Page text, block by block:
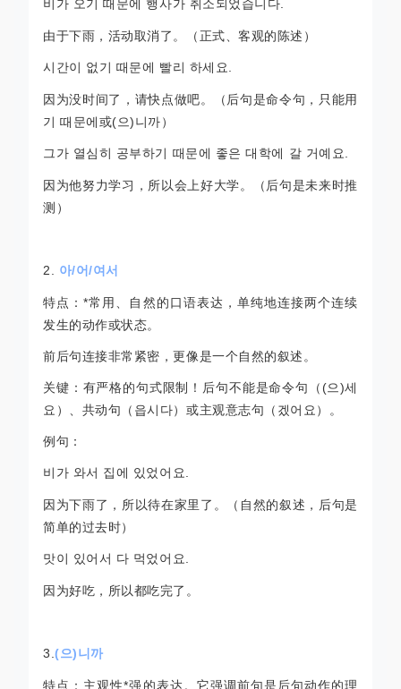
비가 오기 때문에 행사가 취소되었습니다
由于下雨，活动取消了。（正式、客观的陈述）
시간이 없기 때문에 빨리 하세요
因为没时间了，请快点做吧。（后句是命令句，只能用
기 때문에或(으)니까）
그가 열심히 공부하기 때문에 좋은대학에 갈 거예요
因为他努力学习，所以会上好大学。（后句是未来时推
测）
2. 아/어/여서
特点：*常用、自然的口语表达，单纯地连接两个连续
发生的动作或状态。
前后句连接非常紧密，更像是一个自然的叙述。
关键：有严格的句式限制！后句不能是命令句（ (으)세
요）、共动句（ 읍시다）或主观意志句（ 겠어요）。
例句：
비가 와서 집에 있었어요
因为下雨了，所以待在家里了。（自然的叙述，后句是
简单的过去时）
맛이 있어서 다 먹었어요
因为好吃，所以都吃完了。
3.(으)니까
特点：主观性*强的表达。它强调前句是后句动作的理